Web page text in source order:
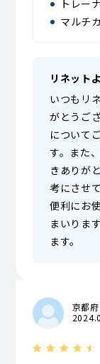
トレー
マルチ
リネット
いつもリ
がとうご
について
す。また
きありが
考にさせ
便利にお
まいりま
ます。
京都